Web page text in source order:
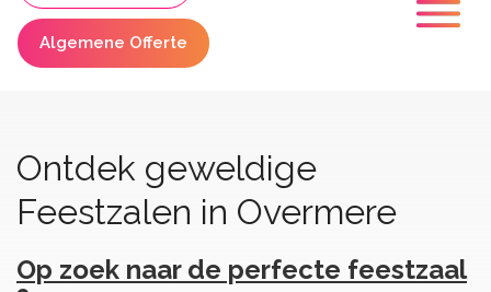
Algemene Offerte
Ontdek geweldige
Feestzalen in Overmere
Op zoek naar de perfecte feestzaal